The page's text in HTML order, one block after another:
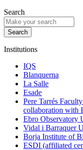
Search
Institutions
IQS
Blanquerna
La Salle
Esade
Pere Tarrés
collaboration with
Ebro Observatory
Vidal i Barraquer
Borja Institute of
ESDI (affiliated